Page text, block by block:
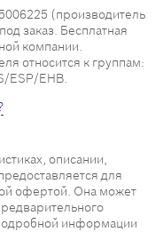
(производитель
заказ. Бесплатная
компании.
относится к группам:
ESP/EHB.
описании,
для
офертой. Она может
информации